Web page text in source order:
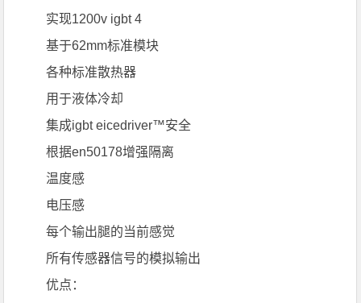
实现1200v igbt 4
基于62mm标准模块
各种标准散热器
用于液体冷却
集成igbt eicedriver™安全
根据en50178增强隔离
温度感
电压感
每个输出腿的当前感觉
所有传感器信号的模拟输出
优点：